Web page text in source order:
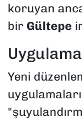
koruyan
bir Gültepe
Yeni